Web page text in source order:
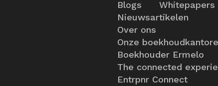
Blogs
Whitepapers
Nieuwsartikelen
Over ons
Onze
Boekhouder Ermelo
The connected
Entrpnr Connect